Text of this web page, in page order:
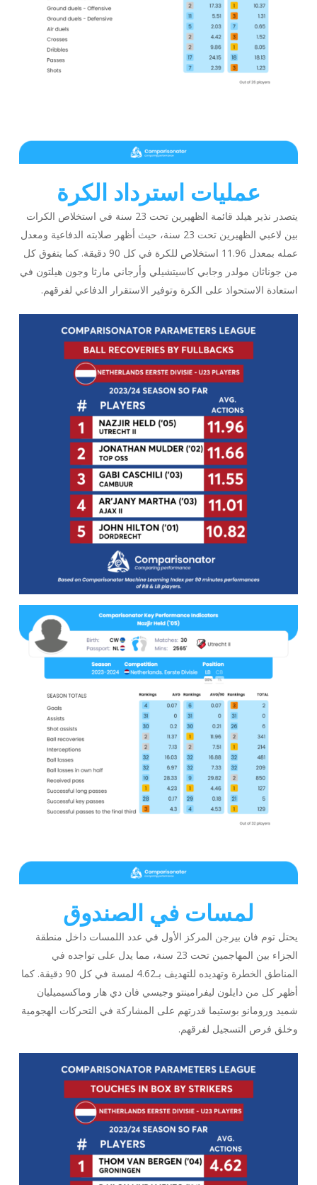
عمليات استرداد الكرة
يتصدر نذير هيلد قائمة الظهيرين تحت 23 سنة في استخلاص الكرات
بين لاعبي الظهيرين تحت 23 سنة، حيث أظهر صلابته الدفاعية ومعدل
عمله بمعدل 11.96 استخلاص للكرة في كل 90 دقيقة. كما يتفوق كل
من جوناثان مولدر وجابي كاسيتشيلي وأرجاني مارثا وجون هيلتون في
استعادة الاستحواذ على الكرة وتوفير الاستقرار الدفاعي لفرقهم.
لمسات في الصندوق
يحتل توم فان بيرجن المركز الأول في عدد اللمسات داخل منطقة
الجزاء بين المهاجمين تحت 23 سنة، مما يدل على تواجده في
المناطق الخطرة وتهديده للتهديف بـ4.62 لمسة في كل 90 دقيقة. كما
أظهر كل من دايلون ليفرامينتو وجيسي فان دي هار وماكسيميليان
شميد ورومانو بوستيما قدرتهم على المشاركة في التحركات الهجومية
وخلق فرص التسجيل لفرقهم.